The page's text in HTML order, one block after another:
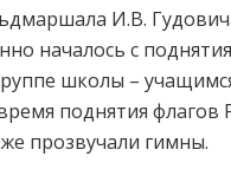
И.В.
началось с поднятия
школы –
поднятия флагов
прозвучали гимны.